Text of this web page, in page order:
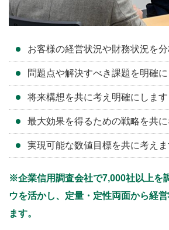
お客様の経営状況や財務状況を
問題点や解決すべき課題を明確
将来構想を共に考え明確にします
最大効果を得るための戦略を共
実現可能な数値目標を共に考えま
※企業信用調査会社で7,000社以上を
ウを活かし、定量・定性両面から経
ます。